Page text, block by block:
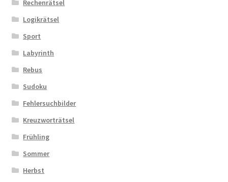
Rechenrätsel
Logikrätsel
Sport
Labyrinth
Rebus
Sudoku
Fehlersuchbilder
Kreuzworträtsel
Frühling
Sommer
Herbst